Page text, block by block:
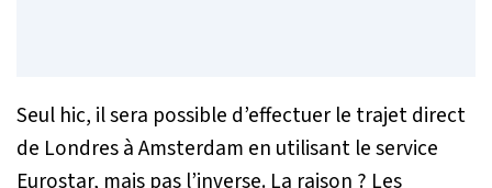
Seul hic, il sera possible d’effectuer le trajet direct
de Londres à Amsterdam en utilisant le service
Eurostar, mais pas l’inverse. La raison ? Les